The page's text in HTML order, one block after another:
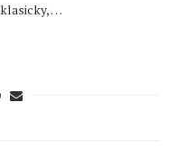
…